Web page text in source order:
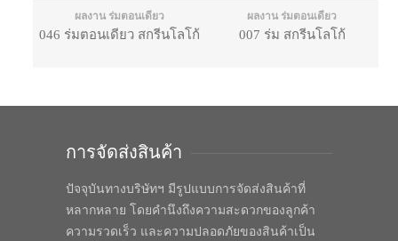
ผลงาน ร่มตอนเดียว
046 ร่มตอนเดียว สกรีนโลโก้
ผลงาน ร่มตอนเดียว
007 ร่ม สกรีนโลโก้
การจัดส่งสินค้า
ปัจจุบันทางบริษัทฯ มีรูปแบบการจัดส่งสินค้าที่
หลากหลาย โดยคำนึงถึงความสะดวกของลูกค้า
ความรวดเร็ว และความปลอดภัยของสินค้าเป็น